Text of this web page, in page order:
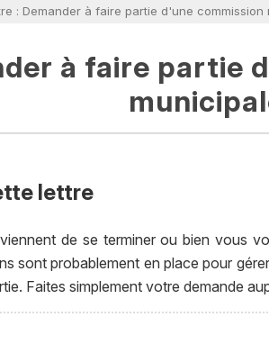
: Demander à faire partie d'une commission
à faire partie
lettre
de se terminer ou bien vous
sont probablement en place pour
Faites simplement votre demande